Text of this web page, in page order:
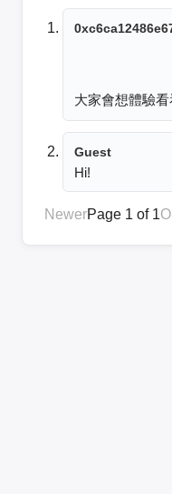
大家會想體驗看
Guest
Hi!
NewerPage 1 of 1